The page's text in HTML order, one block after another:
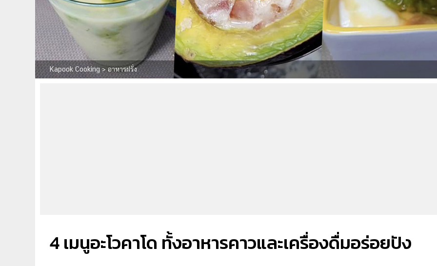
Kapook Cooking >อาหารฝรั่ง
4 เมนูอะโวคาโด ทั้งอาหารคาวและเครื่องดื่มอร่อยปัง